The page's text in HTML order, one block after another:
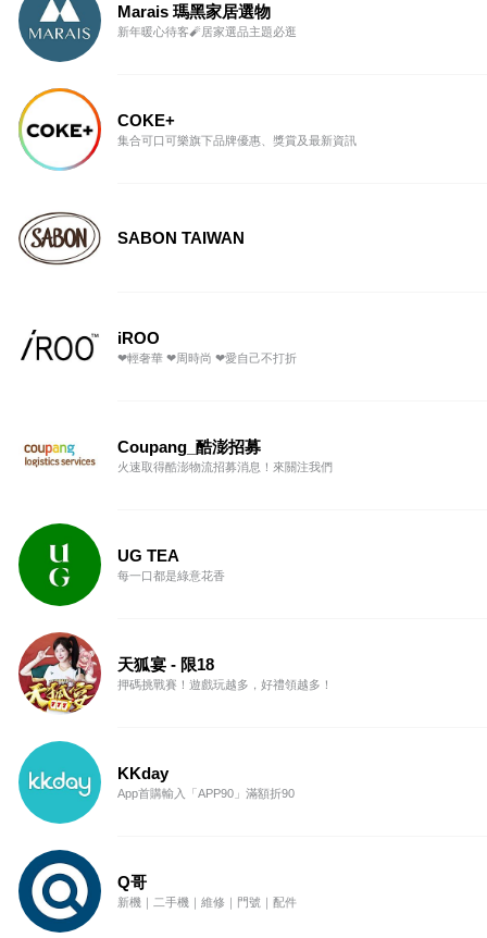
Marais 瑪黑家居選物
新年暖心待客🧨居家選品主題必逛
COKE+
集合可口可樂旗下品牌優惠、獎賞及最新資訊
SABON TAIWAN
iROO
❤輕奢華 ❤周時尚 ❤愛自己不打折
Coupang_酷澎招募
火速取得酷澎物流招募消息！來關注我們
UG TEA
每一口都是綠意花香
天狐宴 - 限18
押碼挑戰賽！遊戲玩越多，好禮領越多！
KKday
App首購輸入「APP90」滿額折90
Q哥
新機｜二手機｜維修｜門號｜配件